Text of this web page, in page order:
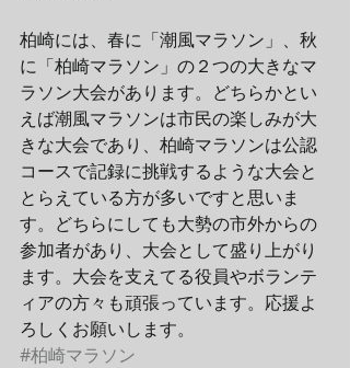
柏崎には、春に「潮風マラソン」、秋
に「柏崎マラソン」の２つの大きなマ
ラソン大会があります。どちらかとい
えば潮風マラソンは市民の楽しみが大
きな大会であり、柏崎マラソンは公認
コースで記録に挑戦するような大会と
とらえている方が多いですと思いま
す。どちらにしても大勢の市外からの
参加者があり、大会として盛り上がり
ます。大会を支えてる役員やボランテ
ィアの方々も頑張っています。応援よ
ろしくお願いします。
#柏崎マラソン